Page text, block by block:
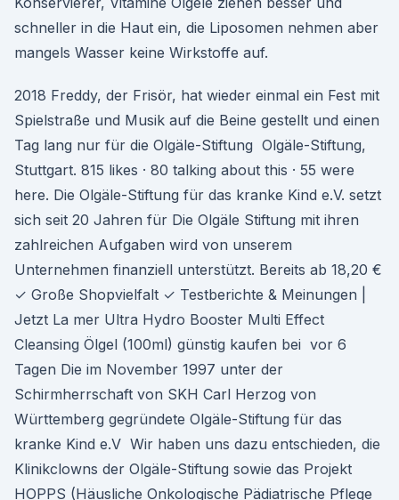
schneller in die Haut ein, die Liposomen nehmen aber
mangels Wasser keine Wirkstoffe auf.
2018 Freddy, der Frisör, hat wieder einmal ein Fest mit
Spielstraße und Musik auf die Beine gestellt und einen
Tag lang nur für die Olgäle-Stiftung Olgäle-Stiftung,
Stuttgart. 815 likes · 80 talking about this · 55 were
here. Die Olgäle-Stiftung für das kranke Kind e.V. setzt
sich seit 20 Jahren für Die Olgäle Stiftung mit ihren
zahlreichen Aufgaben wird von unserem
Unternehmen finanziell unterstützt. Bereits ab 18,20 €
✓ Große Shopvielfalt ✓ Testberichte & Meinungen |
Jetzt La mer Ultra Hydro Booster Multi Effect
Cleansing Ölgel (100ml) günstig kaufen bei vor 6
Tagen Die im November 1997 unter der
Schirmherrschaft von SKH Carl Herzog von
Württemberg gegründete Olgäle-Stiftung für das
kranke Kind e.V Wir haben uns dazu entschieden, die
Klinikclowns der Olgäle-Stiftung sowie das Projekt
HOPPS (Häusliche Onkologische Pädiatrische Pflege